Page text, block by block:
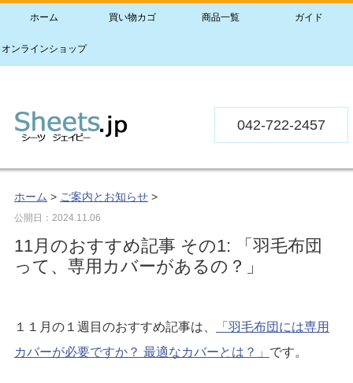
ホーム 買い物カゴ 商品一覧 ガイド
オンラインショップ
042-722-2457
ホーム > ご案内とお知らせ >
公開日： 2024.11.06
11月のおすすめ記事 その1: 「羽毛布団
って、専用カバーがあるの？」
１１月の１週目のおすすめ記事は、
「羽毛布団には専用
カバーが必要ですか？ 最適なカバーとは？」 です。